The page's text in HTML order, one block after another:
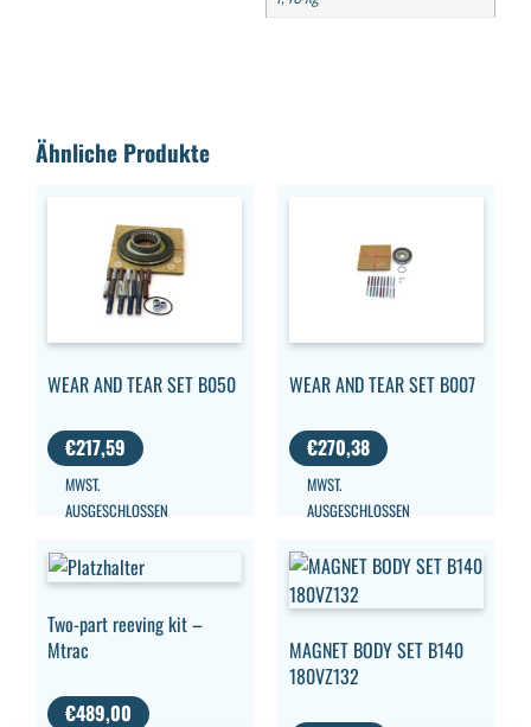
Ähnliche Produkte
WEAR AND TEAR SET B050
€217,59
MWST.
AUSGESCHLOSSEN
WEAR AND TEAR SET B007
€270,38
MWST.
AUSGESCHLOSSEN
Two-part reeving kit –
Mtrac
€489,00
MAGNET BODY SET B140
180VZ132